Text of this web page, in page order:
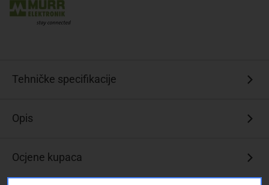
Tehničke specifikacije
Opis
Ocjene kupaca